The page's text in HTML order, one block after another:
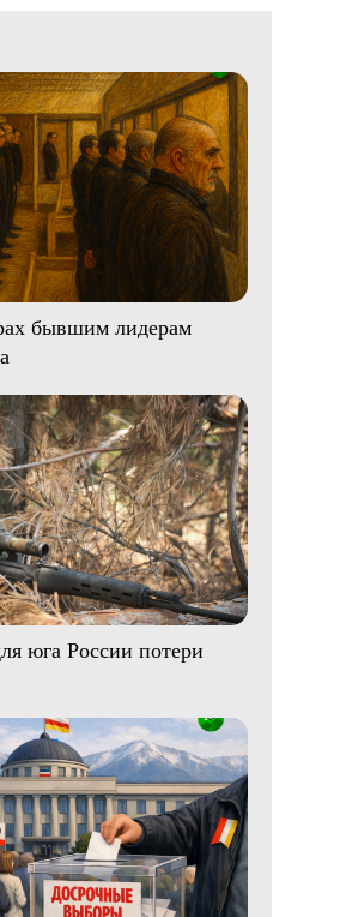
бывшим лидерам
юга России потери